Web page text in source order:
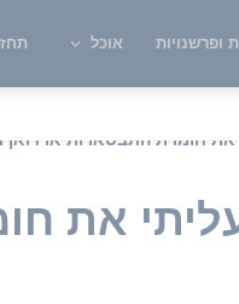
ופרשנויות אוכל
חומרת התבטאויות ארדואן
את